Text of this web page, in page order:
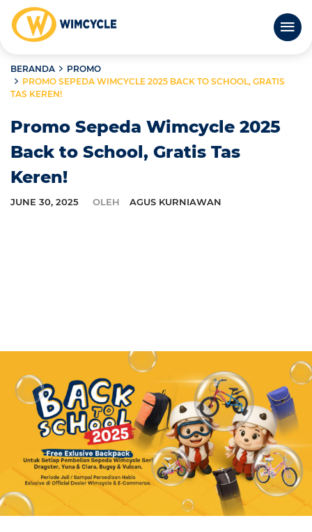
BERANDA
PROMO
PROMO SEPEDA WIMCYCLE 2025 BACK TO SCHOOL, GRATIS
TAS KEREN!
Promo Sepeda Wimcycle 2025
Back to School, Gratis Tas
Keren!
JUNE 30, 2025 OLEH AGUS KURNIAWAN